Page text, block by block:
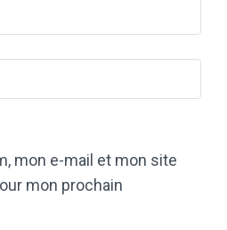
mon e-mail et mon site
mon prochain